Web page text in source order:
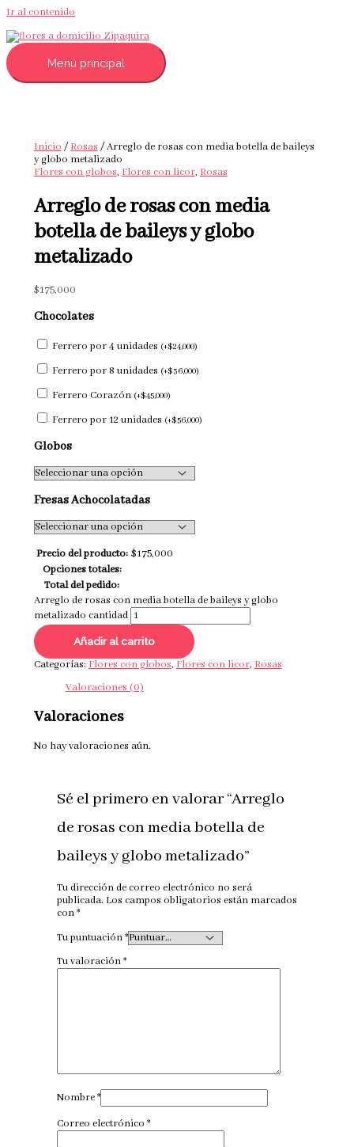
Ir al contenido
Menú principal
Inicio/Rosas/ Arreglo de rosas con media botella de baileys
y globo metalizado
Flores con globos,Flores con licor,Rosas
Arreglo de rosas con media
botella de baileys y globo
metalizado
$175,000
Chocolates
Ferrero por 4 unidades (+$24,000)
Ferrero por 8 unidades (+$36,000)
Ferrero Corazón (+$45,000)
Ferrero por 12 unidades (+$56,000)
Globos
Fresas Achocolatadas
Precio del producto: $175,000
Opciones totales:
Total del pedido:
Arreglo de rosas con media botella de baileys y globo
metalizado cantidad
Añadir al carrito
Categorías: Flores con globos, Flores con licor, Rosas
Valoraciones (0)
Valoraciones
No hay valoraciones aún.
Sé el primero en valorar “Arreglo
de rosas con media botella de
baileys y globo metalizado”
Tu dirección de correo electrónico no será
publicada. Los campos obligatorios están marcados
con*
Tu puntuación*
Tu valoración*
Nombre*
Correo electrónico *